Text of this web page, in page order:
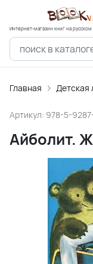
Интернет-магазин книг на русском
Главная Детская
Артикул: 978-5-
Айболит.